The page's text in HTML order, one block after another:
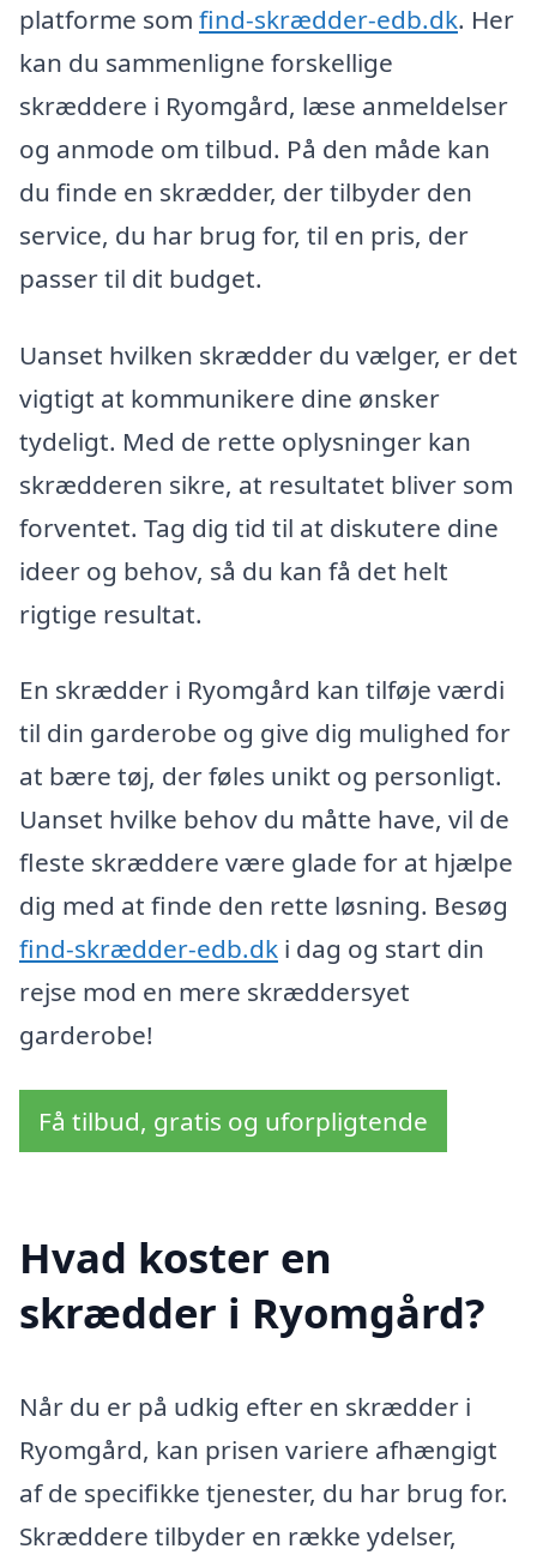
platforme som find-skrædder-edb.dk. Her
kan du sammenligne forskellige
skræddere i Ryomgård, læse anmeldelser
og anmode om tilbud. På den måde kan
du finde en skrædder, der tilbyder den
service, du har brug for, til en pris, der
passer til dit budget.
Uanset hvilken skrædder du vælger, er det
vigtigt at kommunikere dine ønsker
tydeligt. Med de rette oplysninger kan
skrædderen sikre, at resultatet bliver som
forventet. Tag dig tid til at diskutere dine
ideer og behov, så du kan få det helt
rigtige resultat.
En skrædder i Ryomgård kan tilføje værdi
til din garderobe og give dig mulighed for
at bære tøj, der føles unikt og personligt.
Uanset hvilke behov du måtte have, vil de
fleste skræddere være glade for at hjælpe
dig med at finde den rette løsning. Besøg
find-skrædder-edb.dk i dag og start din
rejse mod en mere skræddersyet
garderobe!
Få tilbud, gratis og uforpligtende
Hvad koster en
skrædder i Ryomgård?
Når du er på udkig efter en skrædder i
Ryomgård, kan prisen variere afhængigt
af de specifikke tjenester, du har brug for.
Skræddere tilbyder en række ydelser,